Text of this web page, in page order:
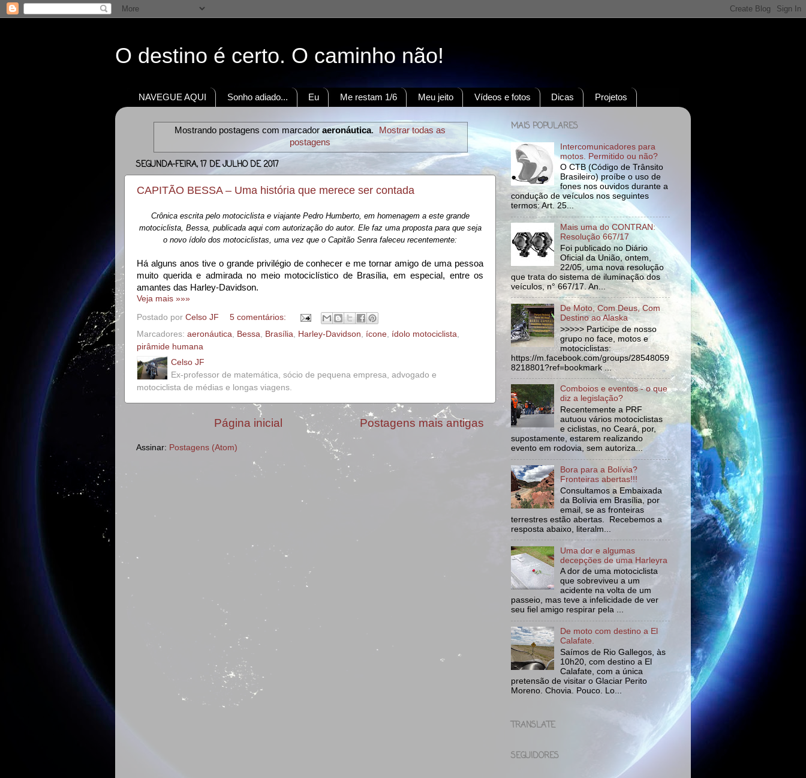
O destino é certo. O caminho não!
NAVEGUE AQUI Sonho adiado... Eu Me restam 1/6 Meu jeito Vídeos e fotos Dicas Projetos
Mostrando postagens com marcador aeronáutica.
Mostrar todas as
postagens
SEGUNDA-FEIRA, 17 DE JULHO DE 2017
CAPITÃO BESSA – Uma história que merece ser contada
Crônica escrita pelo motociclista e viajante Pedro Humberto, em homenagem a este grande
motociclista, Bessa, publicada aqui com autorização do autor. Ele faz uma proposta para que seja
o novo ídolo dos motociclistas, uma vez que o Capitão Senra faleceu recentemente:
Há alguns anos tive o grande privilégio de conhecer e me tornar amigo de uma pessoa
muito querida e admirada no meio motociclístico de Brasília, em especial, entre os
amantes das Harley-Davidson.
Veja mais »»»
Postado por Celso JF
5 comentários:
Marcadores: aeronáutica, Bessa, Brasília, Harley-Davidson, ícone, ídolo motociclista,
pirâmide humana
Celso JF
Ex-professor de matemática, sócio de pequena empresa, advogado e
motociclista de médias e longas viagens.
Postagens mais antigas
Página inicial
Assinar: Postagens (Atom)
MAIS POPULARES
Intercomunicadores para
motos. Permitido ou não?
O CTB (Código de Trânsito
Brasileiro) proíbe o uso de
fones nos ouvidos durante a
condução de veículos nos seguintes
termos: Art. 25...
Mais uma do CONTRAN:
Resolução 667/17
Foi publicado no Diário
Oficial da União, ontem,
22/05, uma nova resolução
que trata do sistema de iluminação dos
veículos, n° 667/17. An...
De Moto, Com Deus, Com
Destino ao Alaska
>>>>> Participe de nosso
grupo no face, motos e
motociclistas:
https://m.facebook.com/groups/28548059
8218801?ref=bookmark ...
Comboios e eventos - o que
diz a legislação?
Recentemente a PRF
autuou vários motociclistas
e ciclistas, no Ceará, por,
supostamente, estarem realizando
evento em rodovia, sem autoriza...
Bora para a Bolívia?
Fronteiras abertas!!!
Consultamos a Embaixada
da Bolívia em Brasília, por
email, se as fronteiras
terrestres estão abertas. Recebemos a
resposta abaixo, literalm...
Uma dor e algumas
decepções de uma Harleyra
A dor de uma motociclista
que sobreviveu a um
acidente na volta de um
passeio, mas teve a infelicidade de ver
seu fiel amigo respirar pela ...
De moto com destino a El
Calafate.
Saímos de Rio Gallegos, às
10h20, com destino a El
Calafate, com a única
pretensão de visitar o Glaciar Perito
Moreno. Chovia. Pouco. Lo...
TRANSLATE
SEGUIDORES